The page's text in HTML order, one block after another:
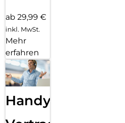
ab 29,99 €
inkl. MwSt.
Mehr
erfahren
Handy